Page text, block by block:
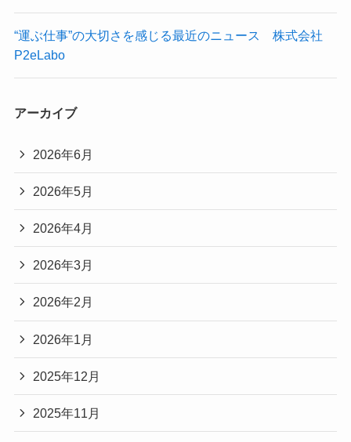
“運ぶ仕事”の大切さを感じる最近のニュース 株式会社
P2eLabo
アーカイブ
2026年6月
2026年5月
2026年4月
2026年3月
2026年2月
2026年1月
2025年12月
2025年11月